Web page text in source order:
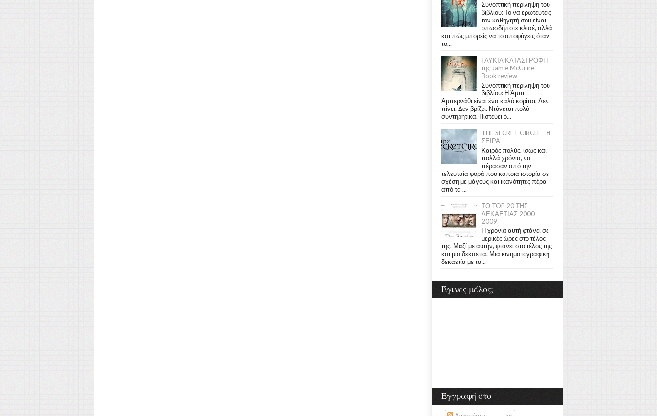
Συνοπτική περίληψη του
βιβλίου: Το να ερωτευτείς
τον καθηγητή σου είναι
οπωσδήποτε κλισέ, αλλά
και πώς μπορείς να το αποφύγεις όταν
το...
ΓΛΥΚΙΑ ΚΑΤΑΣΤΡΟΦΗ
της Jamie McGuire -
Book review
Συνοπτική περίληψη του
βιβλίου: Η Άμπι
Αμπερνάθι είναι ένα καλό κορίτσι. Δεν
πίνει. Δεν βρίζει. Ντύνεται πολύ
συντηρητικά. Πιστεύει ό...
THE SECRET CIRCLE - Η
ΣΕΙΡΑ
Καιρός πολύς, ίσως και
πολλά χρόνια, να
πέρασαν από την
τελευταία φορά που κάποια ιστορία σε
σχέση με μάγους και ικανότητες πέρα
από τα ...
ΤΟ TOP 20 ΤΗΣ
ΔΕΚΑΕΤΙΑΣ 2000 -
2009
Η χρονιά αυτή φτάνει σε
μερικές ώρες στο τέλος
της. Μαζί με αυτήν, φτάνει στο τέλος της
και μια δεκαετία. Μια κινηματογραφική
δεκαετία με τα...
Έγινες μέλος;
Εγγραφή στο